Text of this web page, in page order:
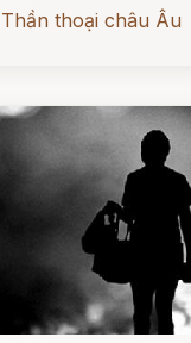
Thần thoại châu Âu